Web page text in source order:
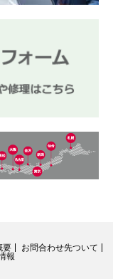
要
お問合わせ先ついて
報